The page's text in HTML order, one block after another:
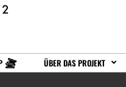
ÜBER DAS PROJEKT